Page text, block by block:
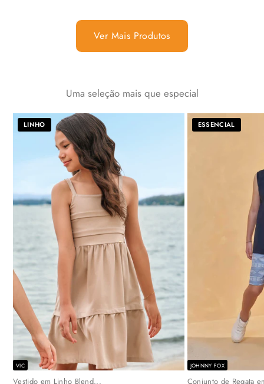
Ver Mais Produtos
Uma seleção mais que especial
LINHO
VIC
Vestido em Linho Blend...
ESSENCIAL
JOHNNY FOX
Conjunto de Regata